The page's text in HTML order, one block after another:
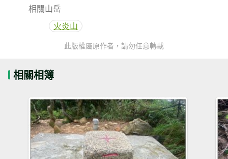
相關山岳
火炎山
此版權屬原作者，請勿任意轉載
相關相簿